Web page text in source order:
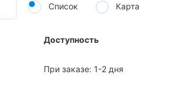
Список Карта
Доступность
При заказе: 1-2 дня